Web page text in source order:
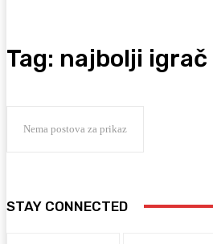
Tag: najbolji igrač
Nema postova za prikaz
STAY CONNECTED